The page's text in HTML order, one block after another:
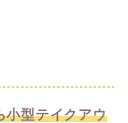
小型テイクアウ